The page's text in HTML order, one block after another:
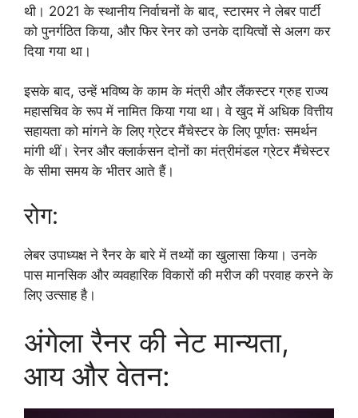
थी। 2021 के स्थानीय निर्वाचनों के बाद, स्टारमर ने लेबर पार्टी
को पुनर्गठित किया, और फिर रेनर को उनके दायित्वों से अलग कर
दिया गया था।
इसके बाद, उन्हें भविष्य के काम के मंत्री और लैंकस्टर ग्रुह राज्य
महासचिव के रूप में नामित किया गया था। वे खुद में अधिक वित्तीय
सहायता को मांगने के लिए ग्रेटर मैंचेस्टर के लिए पूर्णतः समर्थन
मांगी थीं। रेनर और क्लार्कसन दोनों का मंत्रीमंडल ग्रेटर मैंचेस्टर
के सीमा समय के भीतर आते हैं।
रोग:
लेबर उपाध्यक्ष ने रैनर के बारे में तथ्यों का खुलासा किया। उनके
पास मानसिक और व्यवहारिक विकारों की मरीज की परवाह करने के
लिए उत्साह है।
अंगेला रैनर की नेट मान्यता,
आय और वेतन: